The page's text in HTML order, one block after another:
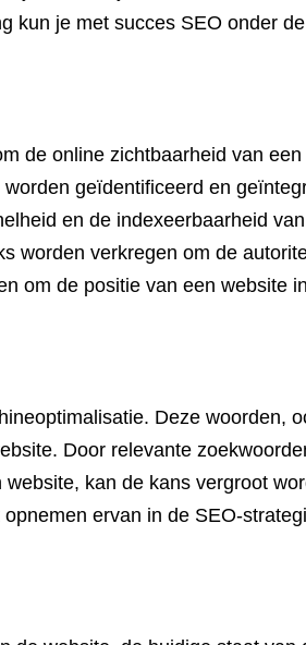
kun je met succes SEO onder
de online zichtbaarheid van een
geïdentificeerd en
en de indexeerbaarheid
worden verkregen om de
om de positie van een website in
Deze woorden,
Door relevante
kan de kans vergroot
ervan in de SEO-